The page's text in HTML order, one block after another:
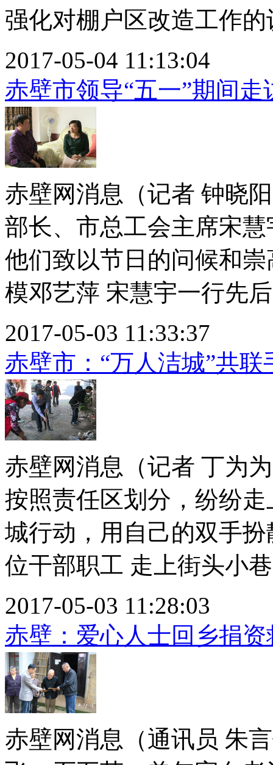
强化对棚户区改造工作的
2017-05-04 11:13:04
赤壁市领导“五一”期间走
赤壁网消息（记者 钟晓
部长、市总工会主席宋
他们致以节日的问候和
模邓艺萍 宋慧宇一行先
2017-05-03 11:33:37
赤壁市：“万人洁城”共
赤壁网消息（记者 丁为
按照责任区划分，纷纷
城行动，用自己的双手
位干部职工 走上街头小
2017-05-03 11:28:03
赤壁：爱心人士回乡捐资
赤壁网消息（通讯员 朱